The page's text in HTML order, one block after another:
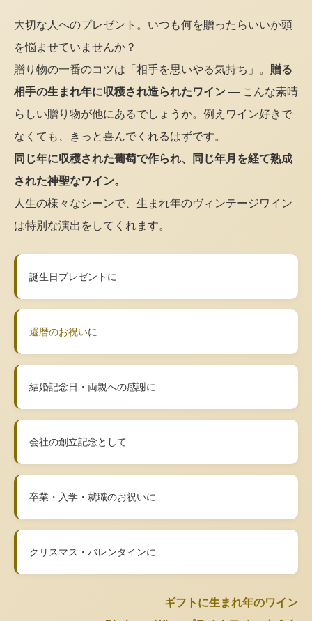
大切な人へのプレゼント。いつも何を贈ったらいいか頭
を悩ませていませんか？
贈り物の一番のコツは「相手を思いやる気持ち」。 贈る
相手の生まれ年に収穫され造られたワイン — こんな素晴
らしい贈り物が他にあるでしょうか。例えワイン好きで
なくても、きっと喜んでくれるはずです。
同じ年に収穫された葡萄で作られ、同じ年月を経て熟成
された神聖なワイン。
人生の様々なシーンで、生まれ年のヴィンテージワイン
は特別な演出をしてくれます。
誕生日プレゼントに
還暦のお祝いに
結婚記念日・両親への感謝に
会社の創立記念として
卒業・入学・就職のお祝いに
クリスマス・バレンタインに
ギフトに生まれ年のワイン